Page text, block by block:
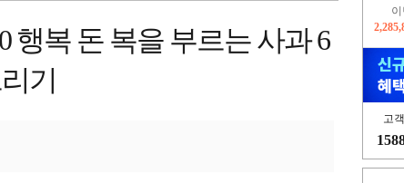
고
행복 돈 복을 부르는 사과 6
기